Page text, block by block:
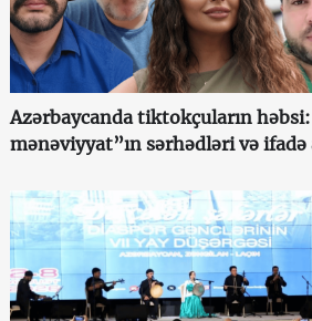
Azərbaycanda tiktokçuların
mənəviyyat”ın sərhədləri və ifadə